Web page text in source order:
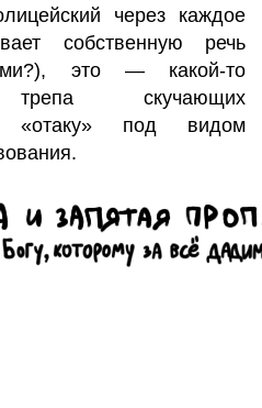
через каждое
собственную речь
это — какой-то
скучающих
«отаку» под видом